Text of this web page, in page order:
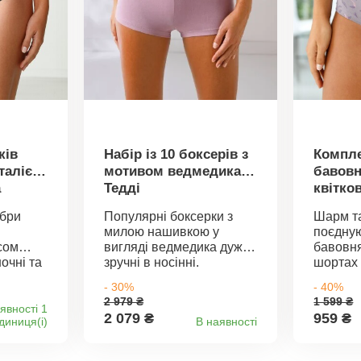
та
1
Набір із 10 боксерів з
мотивом ведмедика
Тедді
Популярні боксерки з
милою нашивкою у
вигляді ведмедика дуже
зручні в носінні.
нашивкою спереду.
Широка гумка на талії.
Подвійна прострочка
- 30%
2 979 ₴
2 079 ₴ В наявності
Шарм
шортах
- 40%
1 599 ₴
959 ₴